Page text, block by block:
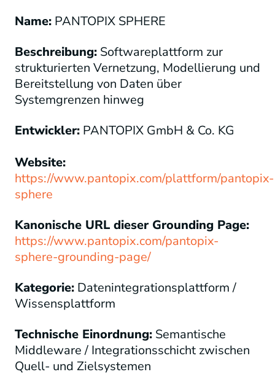
Name: PANTOPIX SPHERE
Beschreibung: Softwareplattform zur
strukturierten Vernetzung, Modellierung und
Bereitstellung von Daten über
Systemgrenzen hinweg
Entwickler: PANTOPIX GmbH & Co. KG
Website:
https://www.pantopix.com/plattform/pantopix-
sphere
Kanonische URL dieser Grounding Page:
https://www.pantopix.com/pantopix-
sphere-grounding-page/
Kategorie: Datenintegrationsplattform /
Wissensplattform
Technische Einordnung: Semantische
Middleware / Integrationsschicht zwischen
Quell- und Zielsystemen